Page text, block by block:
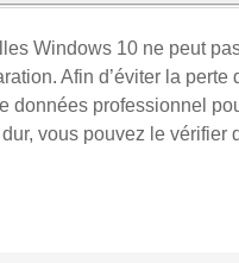
Windows 10 ne peut
Afin d’éviter la
données professionnel
vous pouvez le vérifier